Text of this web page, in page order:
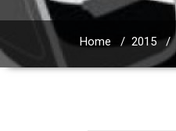
Home / 2015/